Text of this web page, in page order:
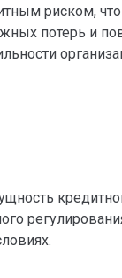
риском, что
потерь и